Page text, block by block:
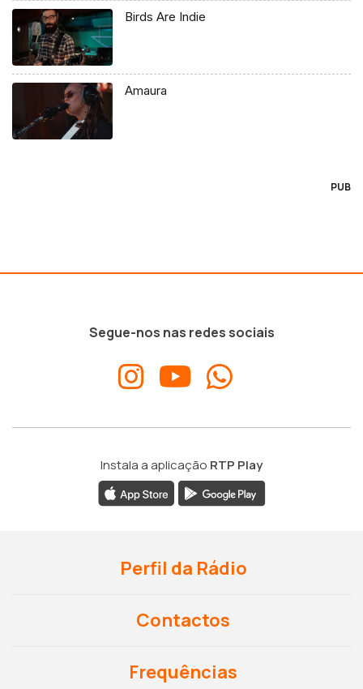
Birds Are Indie
Amaura
PUB
Segue-nos nas redes sociais
Instala a aplicação RTP Play
Perfil da Rádio
Contactos
Frequências